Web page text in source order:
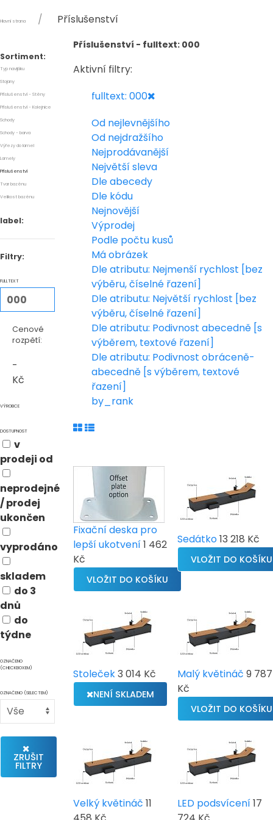
Hlavní strana Příslušenství
Sortiment:
Typ navijáku
Stojany
Příslušenství - Stěny
Příslušenství - Kolejnice
Schody
Schody - barva
Výřezy do lamel
Lamely
Příslušenství
Tvar bazénu
Velikost bazénu
label:
Filtry:
FULLTEXT
Cenové
rozpětí:
-
Kč
VÝROBCE
DOSTUPNOST
v
prodeji od
neprodejné
/ prodej
ukončen
vyprodáno
skladem
do 3
dnů
do
týdne
OZNAČENO
(CHECKBOXEM)
OZNAČENO (SELECTEM)
ZRUŠIT
FILTRY
Příslušenství - fulltext: 000
Aktivní filtry:
fulltext: 000
Od nejlevnějšího
Od nejdražšího
Nejprodávanější
Největší sleva
Dle abecedy
Dle kódu
Nejnovější
Výprodej
Podle počtu kusů
Má obrázek
Dle atributu: Nejmenší rychlost [bez
výběru, číselné řazení]
Dle atributu: Největší rychlost [bez
výběru, číselné řazení]
Dle atributu: Podivnost abecedně [s
výběrem, textové řazení]
Dle atributu: Podivnost obráceně-
abecedně [s výběrem, textové
řazení]
by_rank
Fixační deska pro
lepší ukotvení1 462
Kč
Sedátko13 218 Kč
Stoleček3 014 Kč
NENÍ SKLADEM
Malý květináč 9 787
Kč
Velký květináč 11
LED podsvícení17